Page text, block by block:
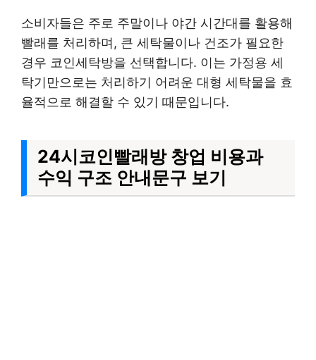
소비자들은 주로 주말이나 야간 시간대를 활용해
빨래를 처리하며, 큰 세탁물이나 건조가 필요한
경우 코인세탁방을 선택합니다. 이는 가정용 세
탁기만으로는 처리하기 어려운 대형 세탁물을 효
율적으로 해결할 수 있기 때문입니다.
24시코인빨래방 창업 비용과
수익 구조 안내문구 보기